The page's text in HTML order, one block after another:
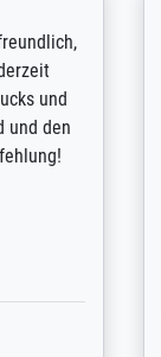
is
go-to
on -